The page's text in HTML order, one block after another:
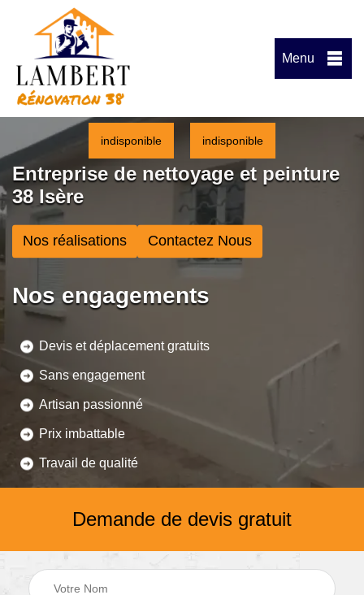
Menu
indisponible indisponible
Entreprise de nettoyage et peinture
38 Isère
Nos réalisations Contactez Nous
Nos engagements
Devis et déplacement gratuits
Sans engagement
Artisan passionné
Prix imbattable
Travail de qualité
Demande de devis gratuit